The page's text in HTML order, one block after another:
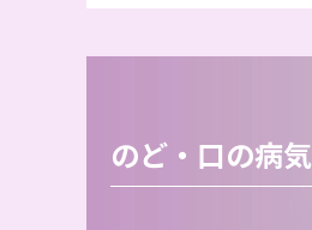
のど・口の病気